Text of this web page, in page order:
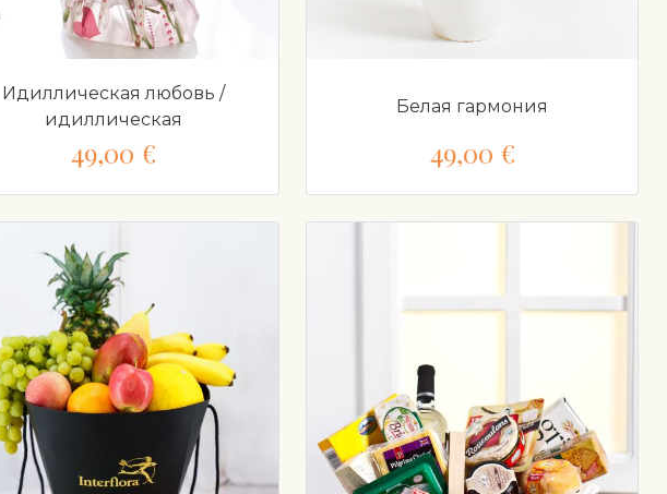
Идиллическая любовь /
идиллическая
49,00 €
Белая гармония
49,00 €